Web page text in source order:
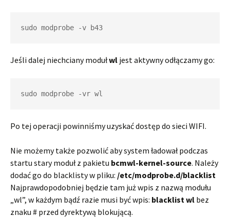
sudo modprobe -v b43
Jeśli dalej niechciany modułwl jest aktywny odłączamy go:
sudo modprobe -vr wl
Po tej operacji powinniśmy uzyskać dostęp do sieci WIFI.
Nie możemy także pozwolić aby system ładował podczas
startu stary moduł z pakietu bcmwl-kernel-source. Należy
dodać go do blacklisty w pliku: /etc/modprobe.d/blacklist
Najprawdopodobniej będzie tam już wpis z nazwą modułu
„wl”, w każdym bądź razie musi być wpis: blacklist wl bez
znaku # przed dyrektywą blokującą.